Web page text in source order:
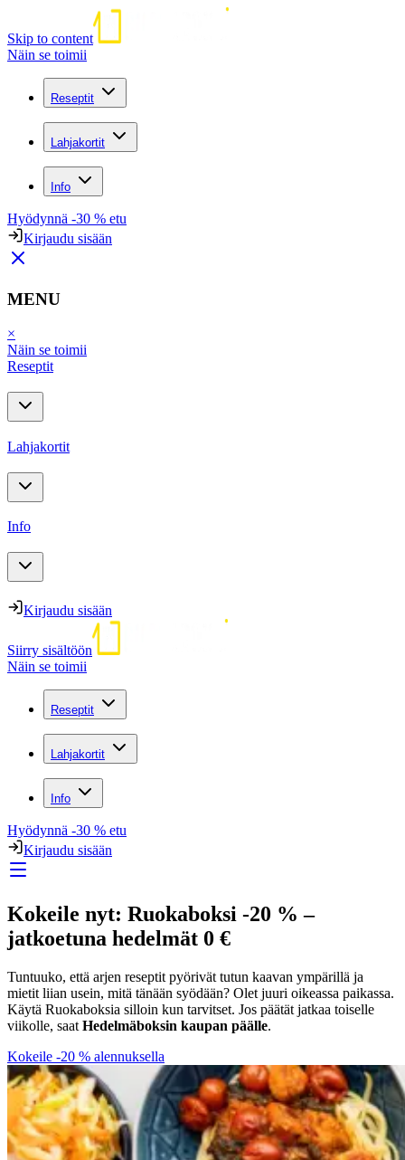
Skip to content
Näin se toimii
Reseptit
Lahjakortit
Info
Hyödynnä -30 % etu
Kirjaudu sisään
MENU
×
Näin se toimii
Reseptit
Lahjakortit
Info
Kirjaudu sisään
Siirry sisältöön
Näin se toimii
Reseptit
Lahjakortit
Info
Hyödynnä -30 % etu
Kirjaudu sisään
Kokeile nyt: Ruokaboksi -20 % –
jatkoetuna hedelmät 0 €
Tuntuuko, että arjen reseptit pyörivät tutun kaavan ympärillä ja
mietit liian usein, mitä tänään syödään? Olet juuri oikeassa paikassa.
Käytä Ruokaboksia silloin kun tarvitset. Jos päätät jatkaa toiselle
viikolle, saat Hedelmäboksin kaupan päälle.
Kokeile -20 % alennuksella